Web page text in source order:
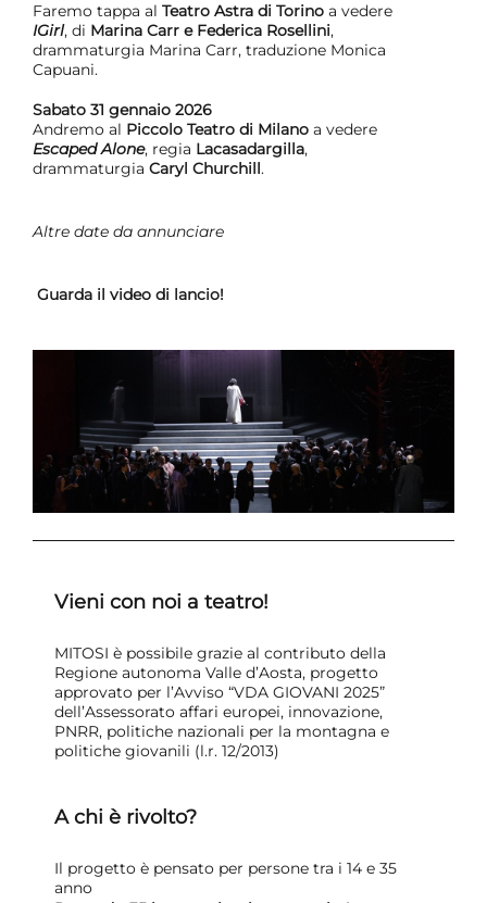
Faremo tappa al Teatro Astra di Torino a vedere
IGirl, di Marina Carr e Federica Rosellini,
drammaturgia Marina Carr, traduzione Monica
Capuani.
Sabato 31 gennaio 2026
Andremo al Piccolo Teatro di Milano a vedere
Escaped Alone, regia Lacasadargilla,
drammaturgia Caryl Churchill.
Altre date da annunciare
Guarda il video di lancio!
A chi è rivolto?
Il progetto è pensato per persone tra i 14 e 35
anno
Vieni con noi a teatro!
MITOSI è possibile grazie al contributo della
Regione autonoma Valle d’Aosta, progetto
approvato per l’Avviso “VDA GIOVANI 2025”
dell’Assessorato affari europei, innovazione,
PNRR, politiche nazionali per la montagna e
politiche giovanili (l.r. 12/2013)